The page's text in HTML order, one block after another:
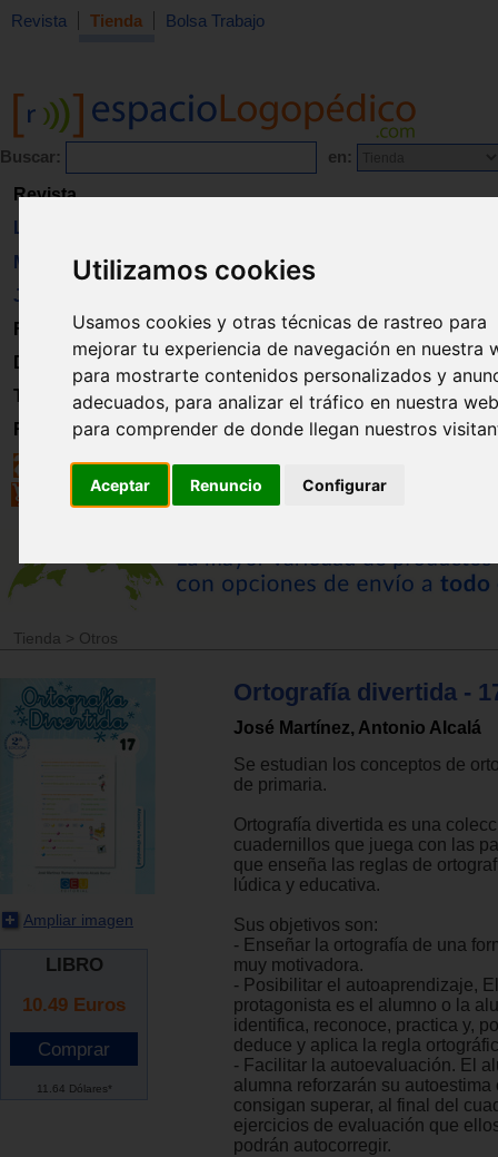
Utilizamos cookies
Usamos cookies y otras técnicas de rastreo para
mejorar tu experiencia de navegación en nuestra
para mostrarte contenidos personalizados y
adecuados, para analizar el tráfico en nuestra
para comprender de donde llegan nuestros
Aceptar Renuncio Configurar
Revista Tienda Bolsa Trabajo
Buscar: en:
Revista
Libros
Material
Juguetes
Formación
Directorio
Trabajo
Registro
Tienda > Otros
Ampliar imagen
LIBRO
10.49 Euros
11.64 Dólares*
Ortografía divertida -
José Martínez, Antonio Alcalá
Se estudian los conceptos de
de primaria.
Ortografía divertida es una
cuadernillos que juega con las
que enseña las reglas de
lúdica y educativa.
Sus objetivos son:
- Enseñar la ortografía de una
muy motivadora.
- Posibilitar el autoaprendizaje,
protagonista es el alumno o la
identifica, reconoce, practica y,
deduce y aplica la regla
- Facilitar la autoevaluación. El
alumna reforzarán su autoestima
consigan superar, al final del
ejercicios de evaluación que
podrán autocorregir.